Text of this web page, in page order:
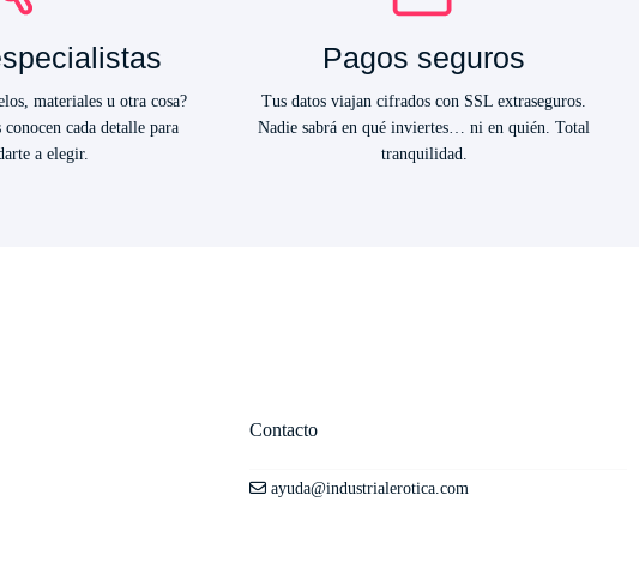
materiales u otra cosa?
cada detalle para
a elegir.
Pagos seguros
Tus datos viajan cifrados con SSL extraseguros.
Nadie sabrá en qué inviertes… ni en quién. Total
tranquilidad.
Contacto
ayuda@industrialerotica.com